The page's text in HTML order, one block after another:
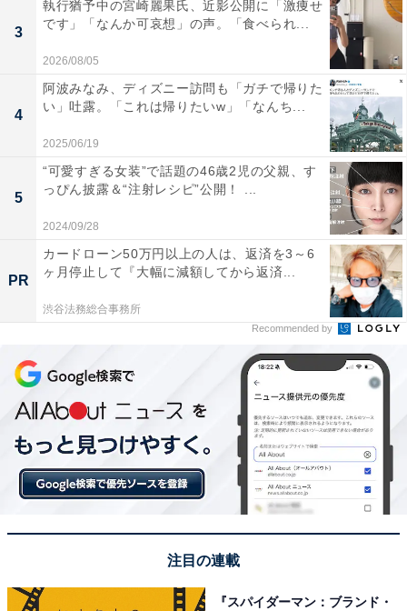
3
執行猶予中の宮崎麗果氏、近影公開に「激痩せ
です」「なんか可哀想」の声。「食べられ...
2026/08/05
4
阿波みなみ、ディズニー訪問も「ガチで帰りた
い」吐露。「これは帰りたいw」「なんち...
2025/06/19
5
“可愛すぎる女装”で話題の46歳2児の父親、す
っぴん披露＆“注射レシピ”公開！ ...
2024/09/28
PR
カードローン50万円以上の人は、返済を3～6
ヶ月停止して『大幅に減額してから返済...
渋谷法務総合事務所
Recommended by
注目の連載
『スパイダーマン：ブランド・